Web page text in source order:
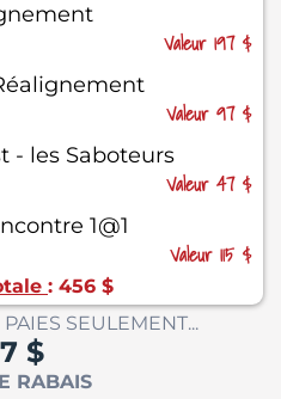
Valeur 197 $
Valeur 97 $
- les Saboteurs
Valeur 47 $
1@1
Valeur 115 $
: 456 $
SEULEMENT...
$
RABAIS